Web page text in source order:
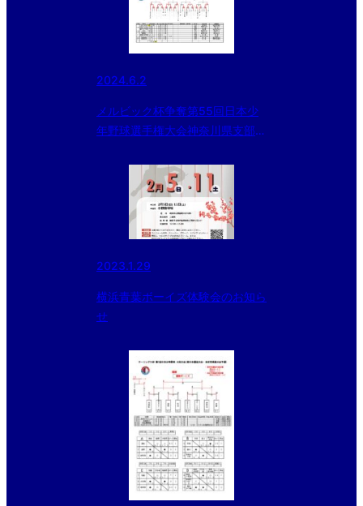
2024.6.2
メルビック杯争奪第55回日本少
年野球選手権大会神奈川県支部予
2023.1.29
横浜青葉ボーイズ体験会のお知ら
せ